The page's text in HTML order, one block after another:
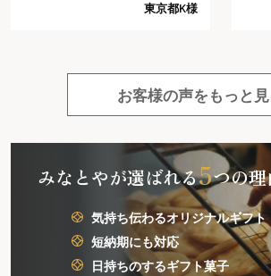
東京都K様
で
お客様の声をもっと
みなとやが選ばれる5つの
気持ち伝わるオリジナルギフト
短納期にも対応
日持ちのするギフト菓子